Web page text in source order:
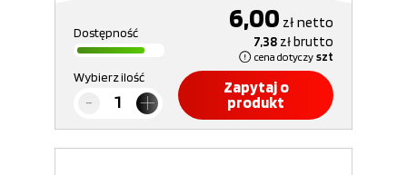
Dostępność 6,00 złnetto
7,38 złbrutto
cena dotyczy szt
Wybierz ilość
Zapytaj o
produkt